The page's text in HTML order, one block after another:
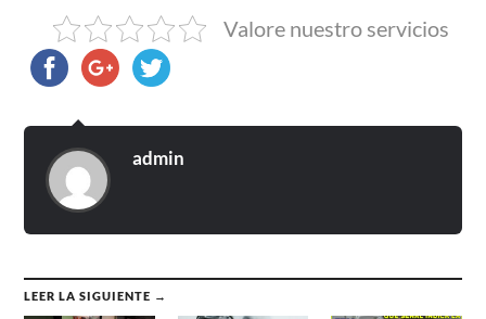
Valore nuestro servicios
admin
LEER LA SIGUIENTE →